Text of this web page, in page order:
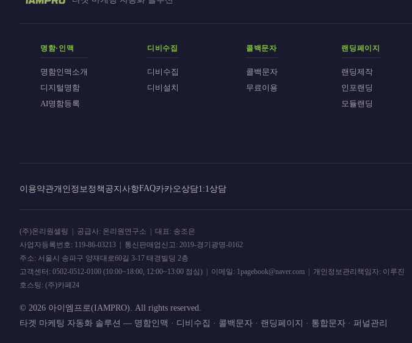
명함·인맥
명함인맥소개
디지털명함
AI명함등록
디비수집
디비수집
디비설치
콜백문자
콜백문자
무료이용
랜딩페이지
랜딩제작
인포랜딩
모듈랜딩
이용약관개인정보정책공지사항FAQ카카오상담1:1상담
(주)온리원셀링 | 공급사: 온리원연구소 | 대표: 송조은
사업자등록번호: 119-86-03213 | 통신판매업신고: 2019-경기광명-0162
주소: 서울시 송파구 양재대로60길 3-17 태경빌딩 2층
고객센터: 0502-0512-0100 (10:00~18:00, 12:00~13:00 점심) | 이메일: 1pagebook@naver.com | 개인정보관리책임자: 이루진
호스팅: (주)카페24
© 2026 아이엠프로(IAMPRO). All rights reserved.
타겟 마케팅 자동화 솔루션 — 명함인맥 · 디비수집 · 콜백문자 · 랜딩페이지 · 통합문자 · 퍼널관리